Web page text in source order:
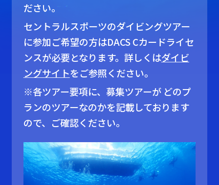
ださい。
セントラルスポーツのダイビングツアー
に参加ご希望の方はDACS Cカードライセ
ンスが必要となります。詳しくはダイビ
ングサイトをご参照ください。
※各ツアー要項に、募集ツアーが どのプ
ランのツアーなのかを記載しております
ので、ご確認ください。